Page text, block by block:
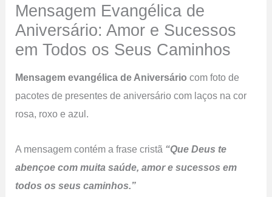
Mensagem Evangélica de
Aniversário: Amor e Sucessos
em Todos os Seus Caminhos
Mensagem evangélica de Aniversário com foto de
pacotes de presentes de aniversário com laços na cor
rosa, roxo e azul.
A mensagem contém a frase cristã “Que Deus te
abençoe com muita saúde, amor e sucessos em
todos os seus caminhos.”